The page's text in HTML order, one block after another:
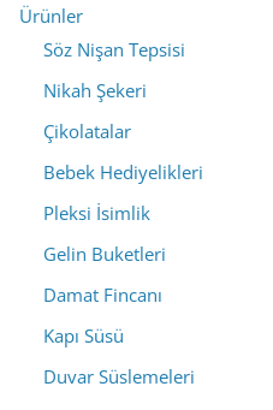
Ürünler
Söz Nişan Tepsisi
Nikah Şekeri
Çikolatalar
Bebek Hediyelikleri
Pleksi İsimlik
Gelin Buketleri
Damat Fincanı
Kapı Süsü
Duvar Süslemeleri